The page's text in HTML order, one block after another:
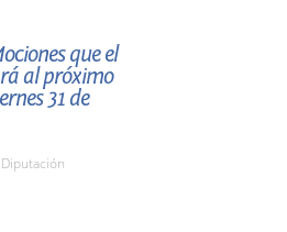
que el
al próximo
31 de